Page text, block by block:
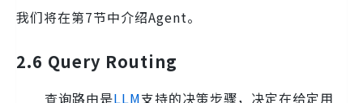
我们将在第7节中介绍Agent。
2.6 Query Routing
查询路由是LLM支持的决策步骤，决定在给定用